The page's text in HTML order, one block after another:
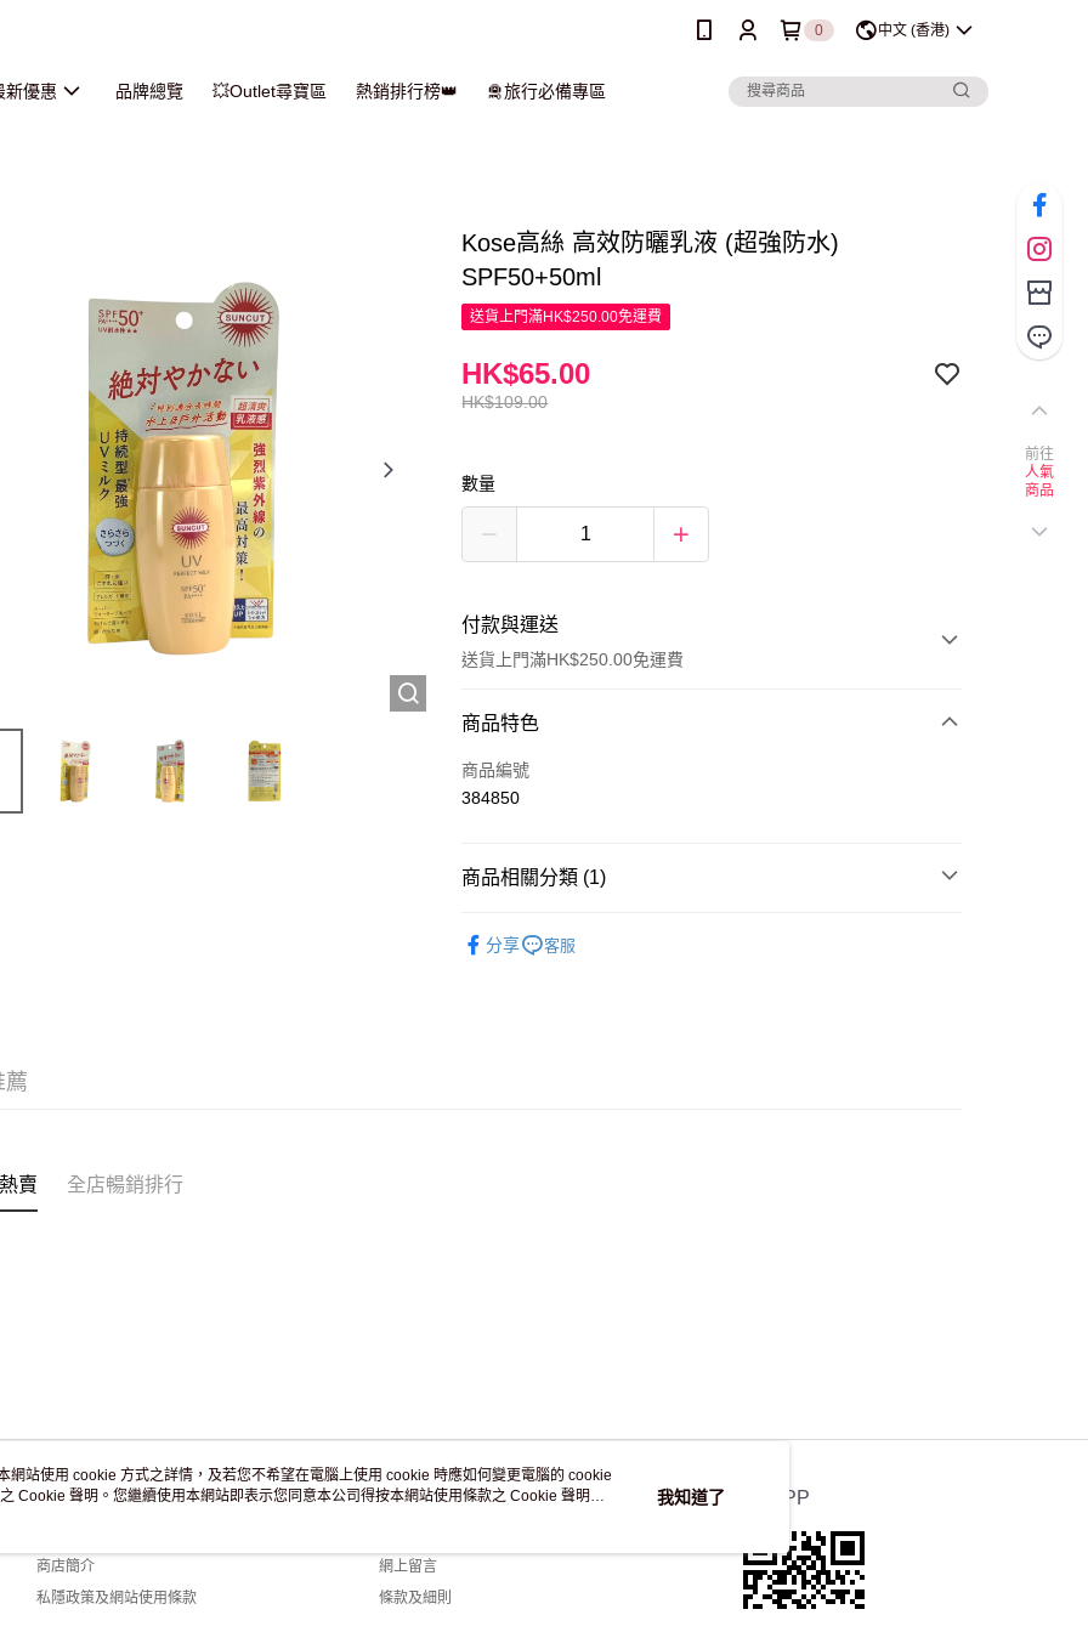
0 中文 (香港)
新優惠 品牌總覽 💥Outlet尋寶區 熱銷排行榜👑 🛅旅行必備專區
Kose高絲 高效防曬乳液 (超強防水)
SPF50+50ml
送貨上門滿HK$250.00免運費
HK$109.00
HK$65.00
數量
付款與運送
送貨上門滿HK$250.00免運費
付款方式
信用卡
商品特色
商品編號
384850
商品相關分類 (1)
分享
客服
薦
賣 全店暢銷排行
關於我們
商店簡介
私隱政策及網站使用條款
客戶服務
網上留言
條款及細則
官方APP
前往
人氣
商品
網站使用 cookie 方式之詳情，及若您不希望在電腦上使用 cookie 時應如何變更電腦的 cookie
Cookie 聲明。您繼續使用本網站即表示您同意本公司得按本網站使用條款之 Cookie 聲明使
我知道了